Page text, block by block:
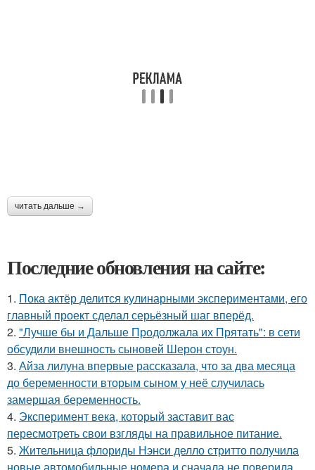
читать дальше →
Последние обновления на сайте:
1. Пока актёр делится кулинарными экспериментами, его
главный проект сделал серьёзный шаг вперёд.
2. "Лучше бы и Дальше Продолжала их Прятать": в сети
обсудили внешность сыновей Шерон стоун.
3. Айза лилуна впервые рассказала, что за два месяца
до беременности вторым сыном у неё случилась
замершая беременность.
4. Эксперимент века, который заставит вас
пересмотреть свои взгляды на правильное питание.
5. Жительница флориды Нэнси делло стритто получила